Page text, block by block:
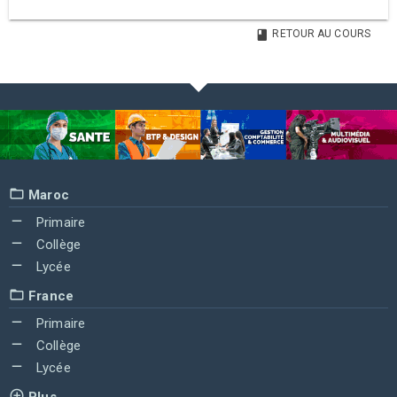
RETOUR AU COURS
Maroc
Primaire
Collège
Lycée
France
Primaire
Collège
Lycée